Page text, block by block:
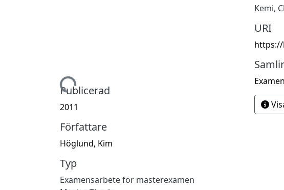
Hämtar...
Publicerad
2011
Författare
Höglund, Kim
Typ
Examensarbete för masterexamen
Kemi,
URI
https://